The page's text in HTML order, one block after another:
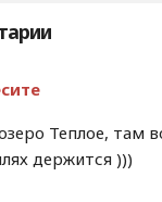
Теплое, там
держится )))